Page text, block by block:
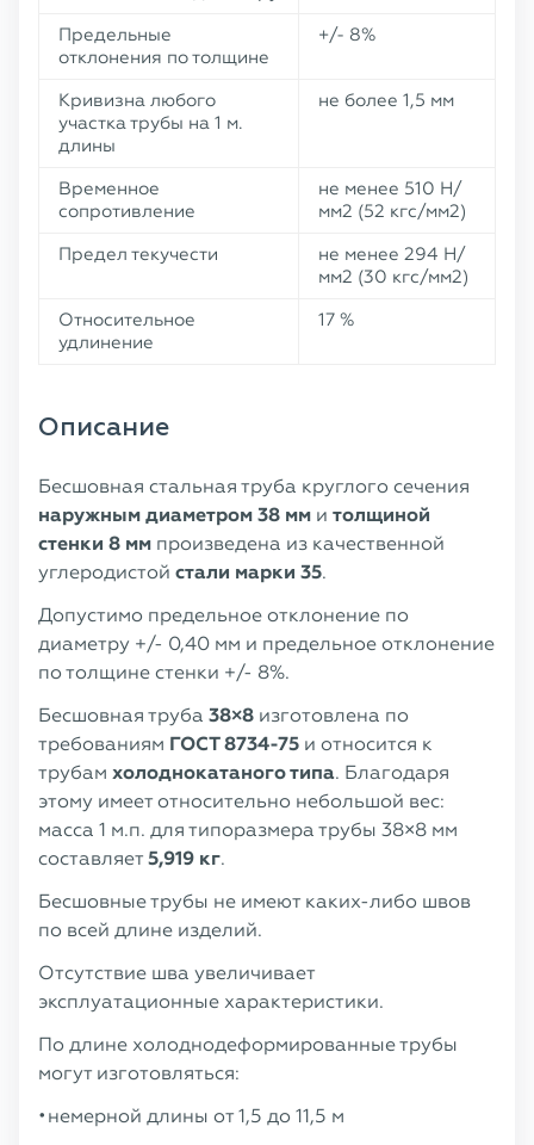
Предельные
отклонения по толщине
+/- 8%
Кривизна любого
участка трубы на 1 м.
длины
не более 1,5 мм
Временное
сопротивление
не менее 510 Н/
мм2 (52 кгс/мм2)
Предел текучести
не менее 294 Н/
мм2 (30 кгс/мм2)
Относительное
удлинение
17 %
Описание
Бесшовная стальная труба круглого сечения
наружным диаметром 38 мм и толщиной
стенки 8 мм произведена из качественной
углеродистой стали марки 35.
Допустимо предельное отклонение по
диаметру +/- 0,40 мм и предельное отклонение
по толщине стенки +/- 8%.
Бесшовная труба 38×8 изготовлена по
требованиям ГОСТ 8734-75 и относится к
трубам холоднокатаного типа. Благодаря
этому имеет относительно небольшой вес:
масса 1 м.п. для типоразмера трубы 38×8 мм
составляет5,919 кг.
Бесшовные трубы не имеют каких-либо швов
по всей длине изделий.
Отсутствие шва увеличивает
эксплуатационные характеристики.
По длине холоднодеформированные трубы
могут изготовляться:
немерной длины от 1,5 до 11,5 м